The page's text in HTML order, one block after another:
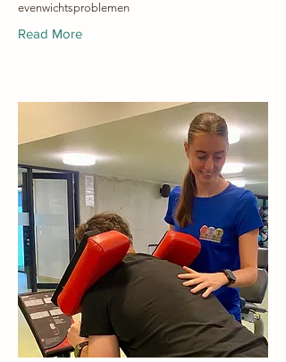
evenwichtsproblemen
Read More